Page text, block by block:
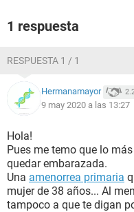
1 respuesta
RESPUESTA 1 / 1
Hermanamayor
9 may 2020 a las 13:27
Hola!
Pues me temo que lo
quedar embarazada.
Una amenorrea primaria
mujer de 38 años... Al
tampoco a que te digan